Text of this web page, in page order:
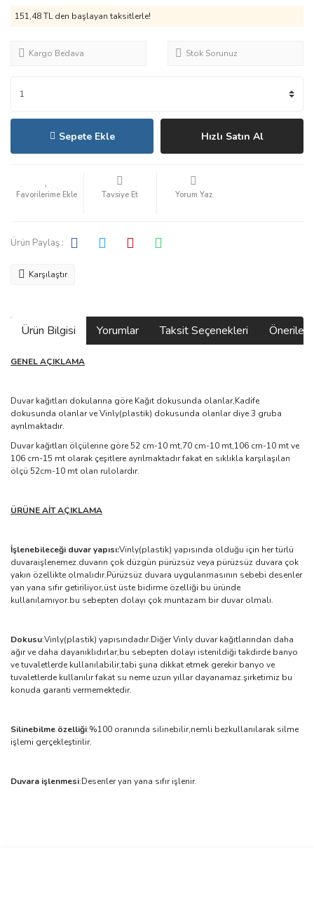
151,48 TL den başlayan taksitlerle!
Kargo Bedava Stok Sorunuz
Sepete Ekle Hızlı Satın Al
Tavsiye Et Yorum Yaz
Ürün Paylaş :
Karşılaştır
Ürün Bilgisi Yorumlar Taksit Seçenekleri
GENEL AÇIKLAMA
Duvar kağıtları dokularına göre Kağıt dokusunda olanlar,Kadife
dokusunda olanlar ve Vinly(plastik) dokusunda olanlar diye 3 gruba
ayrılmaktadır.
Duvar kağıtları ölçülerine göre 52 cm-10 mt,70 cm-10 mt,106 cm-10 mt ve
106 cm-15 mt olarak çeşitlere ayrılmaktadır fakat en sıklıkla karşılaşılan
ölçü 52cm-10 mt olan rulolardır.
ÜRÜNE AİT AÇIKLAMA
İşlenebileceği duvar yapısı:Vinly(plastik) yapısında olduğu için her türlü
duvaraişlenemez.duvarın çok düzgün pürüzsüz veya pürüzsüz duvara çok
yakın özellikte olmalıdır.Pürüzsüz duvara uygulanmasının sebebi desenler
yan yana sıfır getiriliyor,üst üste bidirme özelliği bu üründe
kullanılamıyor.bu sebepten dolayı çok muntazam bir duvar olmalı.
Dokusu:Vinly(plastik) yapısındadır.Diğer Vinly duvar kağıtlarından daha
ağır ve daha dayanıklıdırlar,bu sebepten dolayı istenildiği takdirde banyo
ve tuvaletlerde kullanılabilir,tabi şuna dikkat etmek gerekir banyo ve
tuvaletlerde kullanılır fakat su neme uzun yıllar dayanamaz.şirketimiz bu
konuda garanti vermemektedir.
Silinebilme özelliği:%100 oranında silinebilir,nemli bezkullanılarak silme
işlemi gerçekleştirilir.
Duvara işlenmesi:Desenler yan yana sıfır işlenir.